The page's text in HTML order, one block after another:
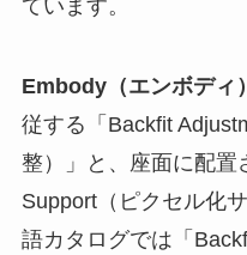
ています。
Embody（エンボディ）
従する「Backfit
整）」と、座面に配置
Support（ピクセル化
語カタログでは「